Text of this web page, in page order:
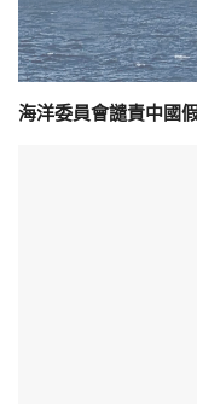
海洋委員會譴責中國